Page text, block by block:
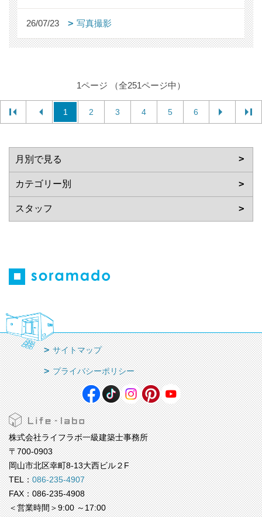
26/07/23 写真撮影
1ページ （全251ページ中）
1 2 3 4 5 6
サイトマップ
プライバシーポリシー
株式会社ライフラボ一級建築士事務所
〒700-0903
岡山市北区幸町8-13大西ビル２F
TEL：086-235-4907
FAX：086-235-4908
＜営業時間＞9:00 ～17:00